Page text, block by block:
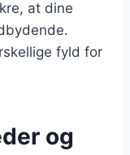
at dine
fyld for
og